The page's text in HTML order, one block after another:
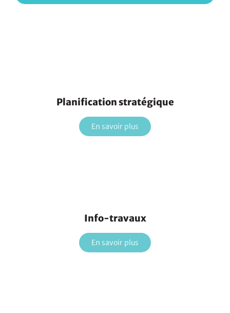
Planification stratégique
En savoir plus
Info-travaux
En savoir plus